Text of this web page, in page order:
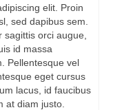
elit. Proin
sed dapibus sem.
orci augue,
id massa
Pellentesque vel
eget cursus
lacus, id faucibus
at diam justo.